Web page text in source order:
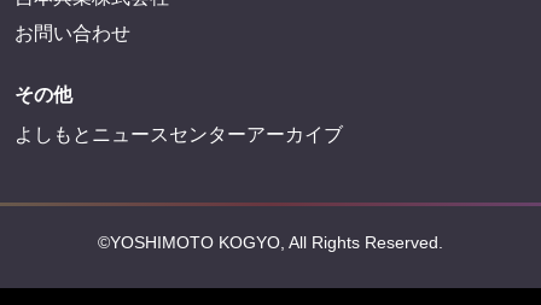
お問い合わせ
その他
よしもとニュースセンターアーカイブ
©YOSHIMOTO KOGYO, All Rights Reserved.